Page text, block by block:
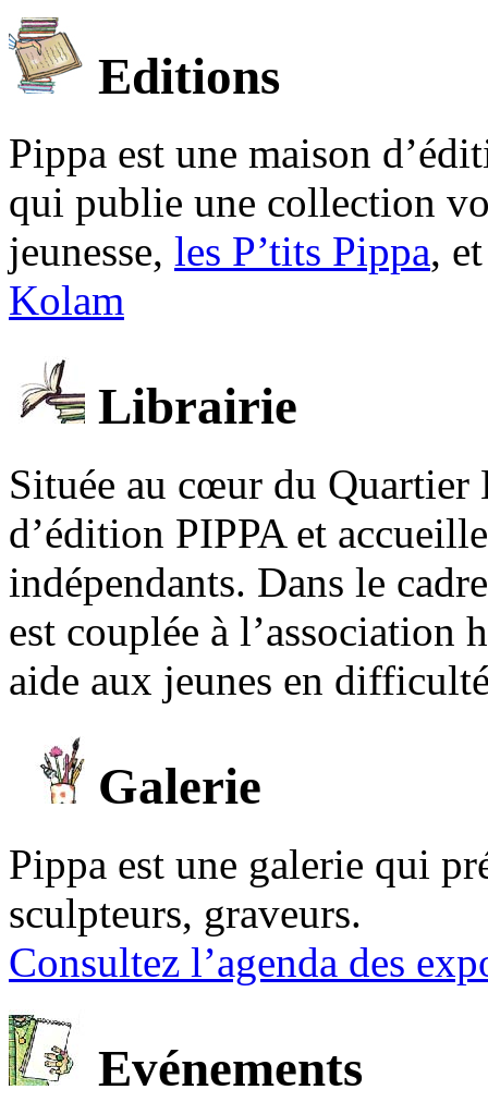
Editions
Pippa est une maison
qui publie une collection
jeunesse, les P’tits Pippa,
Kolam
Librairie
Située au cœur du Quartier
d’édition PIPPA et
indépendants. Dans le
est couplée à l’association
aide aux jeunes en
Galerie
Pippa est une galerie qui
sculpteurs, graveurs.
Consultez l’agenda des
Evénements